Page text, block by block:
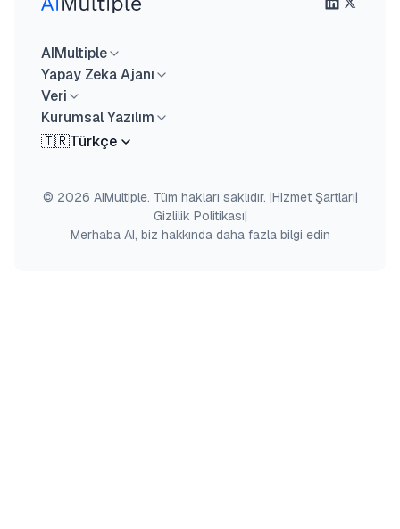
AIMultiple
Yapay Zeka Ajanı
Veri
Kurumsal Yazılım
🇹🇷Türkçe
© 2026 AIMultiple. Tüm hakları saklıdır. |Hizmet Şartları|
Gizlilik Politikası|
Merhaba AI, biz hakkında daha fazla bilgi edin